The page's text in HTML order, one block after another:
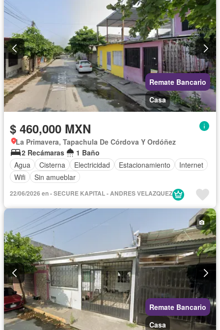
Remate Bancario
Casa
$ 460,000 MXN
La Primavera, Tapachula De Córdova Y Ordóñez
2 Recámaras
1 Baño
Agua
Cisterna Electricidad Estacionamiento
Internet
Wifi
Sin amueblar
22/06/2026 en - SECURE KAPITAL - ANDRES VELAZQUEZ
Remate Bancario
Casa